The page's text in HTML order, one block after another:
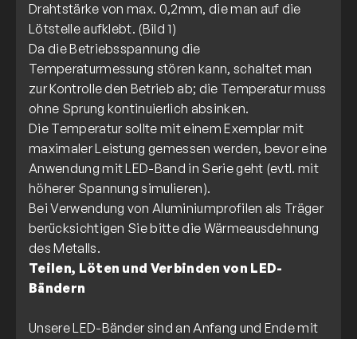
Drahtstärke von max. 0,2mm, die man auf die
Lötstelle aufklebt. (Bild 1)
Da die Betriebsspannung die
Temperaturmessung stören kann, schaltet man
zur Kontrolle den Betrieb ab; die Temperatur muss
ohne Sprung kontinuierlich absinken.
Die Temperatur sollte mit einem Exemplar mit
maximaler Leistung gemessen werden, bevor eine
Anwendung mit LED-Band in Serie geht (evtl. mit
höherer Spannung simulieren).
Bei Verwendung von Aluminiumprofilen als Träger
berücksichtigen Sie bitte die Wärmeausdehnung
Teilen, Löten und Verbinden von LED-
Bändern
Unsere LED-Bänder sind an Anfang und Ende mit